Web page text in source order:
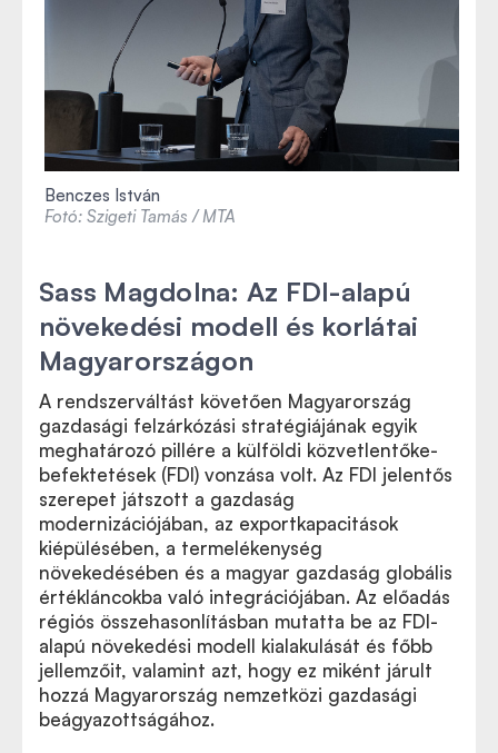
Benczes István
Fotó: Szigeti Tamás / MTA
Sass Magdolna: Az FDI-alapú
növekedési modell és korlátai
Magyarországon
A rendszerváltást követően Magyarország
gazdasági felzárkózási stratégiájának egyik
meghatározó pillére a külföldi közvetlentőke-
befektetések (FDI) vonzása volt. Az FDI jelentős
szerepet játszott a gazdaság
modernizációjában, az exportkapacitások
kiépülésében, a termelékenység
növekedésében és a magyar gazdaság globális
értékláncokba való integrációjában. Az előadás
régiós összehasonlításban mutatta be az FDI-
alapú növekedési modell kialakulását és főbb
jellemzőit, valamint azt, hogy ez miként járult
hozzá Magyarország nemzetközi gazdasági
beágyazottságához.